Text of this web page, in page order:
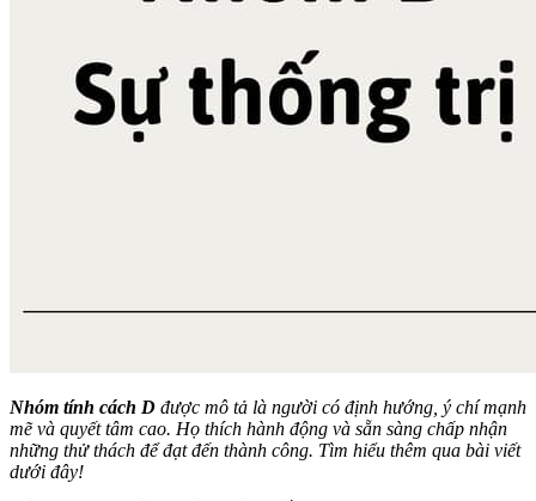
Nhóm tính cách D được mô tả là người có định hướng, ý chí mạnh
mẽ và quyết tâm cao. Họ thích hành động và sẵn sàng chấp nhận
những thử thách để đạt đến thành công. Tìm hiểu thêm qua bài viết
dưới đây!